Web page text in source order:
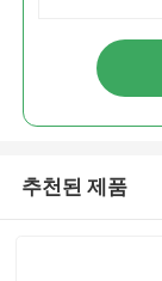
추천된 제품